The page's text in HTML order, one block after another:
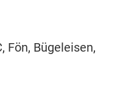
Fön, Bügeleisen,